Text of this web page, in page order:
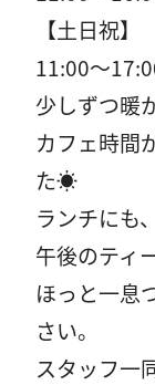
【土日祝】
11:00〜
少しずつ暖
カフェ時間
た☀️
ランチにも、
午後のティ
ほっと一息
さい。
スタッフ一